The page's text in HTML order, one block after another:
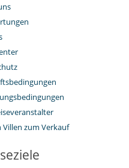
Villen zum Verkauf